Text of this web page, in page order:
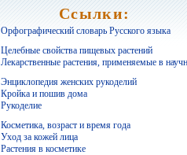
Ссылки:
Орфографический словарь Русского языка
Целебные свойства пищевых растений
Лекарственные растения, применяемые в
Энциклопедия женских рукоделий
Кройка и пошив дома
Рукоделие
Косметика, возраст и время года
Уход за кожей лица
Растения в косметике